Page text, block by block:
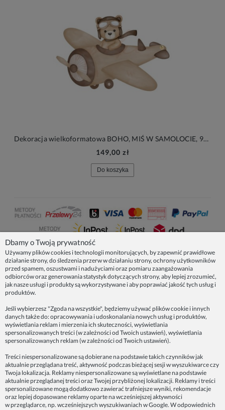
Dekoracja wielkoformatowa BOHO, MIŚ W SAMOLOCIE, 95x64cm
149,00 zł
Do koszyka
NASZE PRODUKTY
INFORMACJE
ZAINSPIRUJ SIĘ!
Dane firmy:
Spoko Motyw, Małgorzata Nowak-Staszak
ul. Skowronia 3D/4, 30-650 Kraków
NIP 7343314687
telefon: 512821491
Dbamy o Twoją prywatność
Używamy plików cookies i technologii monitorujących, by zapewnić prawidłowe
działanie strony, do śledzenia przerw w działaniu strony, ochrony użytkowników
przed spamem, oszustwami i nadużyciami oraz pomiaru zaangażowania
odbiorców oraz generowania statystyk dotyczących strony, aby lepiej zrozumieć,
jak nasze usługi i produkty są wykorzystywane i aby poprawiać jakość tych usług i
produktów.
Jeśli wybierzesz "Zgoda na wszystkie", będziemy używać plików cookie i innych
danych także do: opracowywania i udoskonalania nowych usług i produktów,
wyświetlania reklam i mierzenia ich skuteczności, wyświetlania
spersonalizowanych treści (w zależności od Twoich ustawień), wyświetlania
spersonalizowanych reklam (w zależności od Twoich ustawień).
Treści niespersonalizowane są dobierane na podstawie takich czynników jak
aktualnie przeglądana treść, aktywność podczas bieżącej sesji w wyszukiwarce czy
Twoja lokalizacja. Reklamy niespersonalizowane są wyświetlane na podstawie
aktualnie przeglądanej treści oraz Twojej przybliżonej lokalizacji. Reklamy i treści
spersonalizowane mogą dodatkowo zawierać trafniejsze wyniki, rekomendacje
oraz lepiej dopasowane reklamy oparte na wcześniejszej aktywności
w przeglądarce, np. wcześniejszych wyszukiwaniach w Google. W odpowiednich